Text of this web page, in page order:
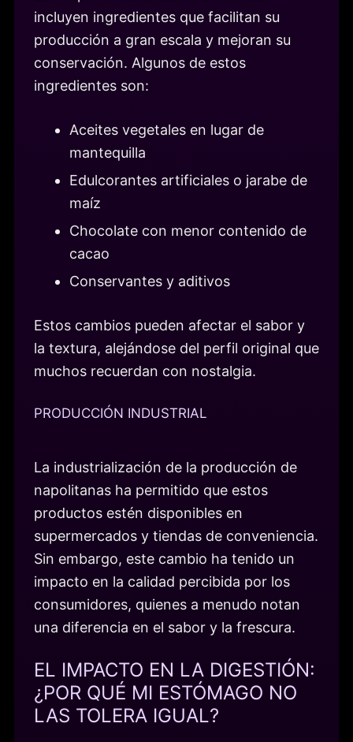
incluyen ingredientes que facilitan su
producción a gran escala y mejoran su
conservación. Algunos de estos
ingredientes son:
Aceites vegetales en lugar de
mantequilla
Edulcorantes artificiales o jarabe de
maíz
Chocolate con menor contenido de
cacao
Conservantes y aditivos
Estos cambios pueden afectar el sabor y
la textura, alejándose del perfil original que
muchos recuerdan con nostalgia.
PRODUCCIÓN INDUSTRIAL
La industrialización de la producción de
napolitanas ha permitido que estos
productos estén disponibles en
supermercados y tiendas de conveniencia.
Sin embargo, este cambio ha tenido un
impacto en la calidad percibida por los
consumidores, quienes a menudo notan
una diferencia en el sabor y la frescura.
EL IMPACTO EN LA DIGESTIÓN:
¿POR QUÉ MI ESTÓMAGO NO
LAS TOLERA IGUAL?